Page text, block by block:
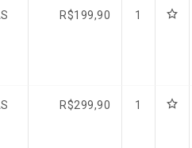
R$199,90 1
R$299,90 1